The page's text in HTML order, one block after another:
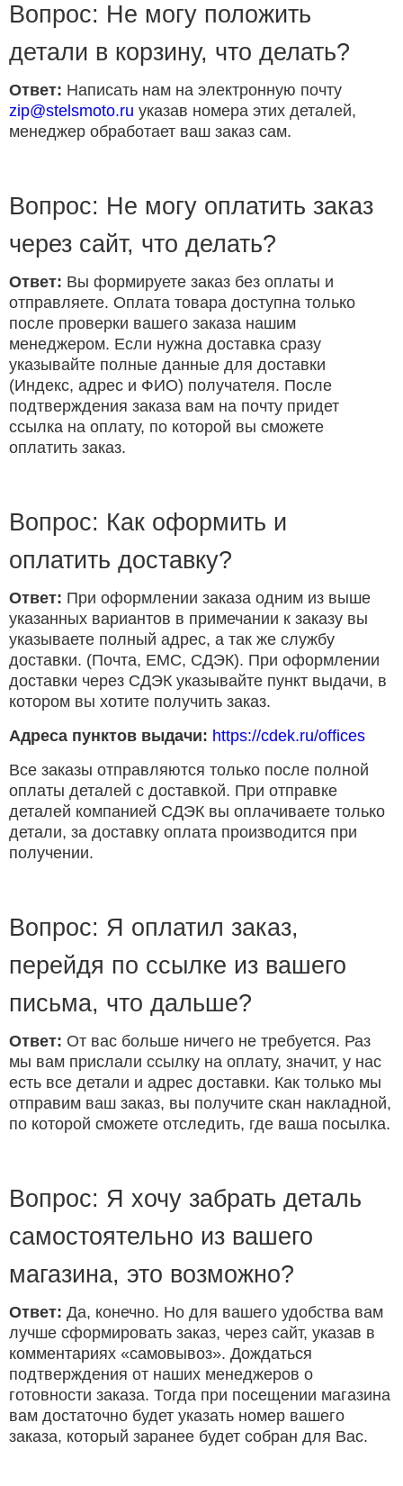
Вопрос: Не могу положить
детали в корзину, что делать?
Ответ: Написать нам на электронную почту
zip@stelsmoto.ru указав номера этих деталей,
менеджер обработает ваш заказ сам.
Вопрос: Не могу оплатить заказ
через сайт, что делать?
Ответ: Вы формируете заказ без оплаты и
отправляете. Оплата товара доступна только
после проверки вашего заказа нашим
менеджером. Если нужна доставка сразу
указывайте полные данные для доставки
(Индекс, адрес и ФИО) получателя. После
подтверждения заказа вам на почту придет
ссылка на оплату, по которой вы сможете
оплатить заказ.
Вопрос: Как оформить и
оплатить доставку?
Ответ: При оформлении заказа одним из выше
указанных вариантов в примечании к заказу вы
указываете полный адрес, а так же службу
доставки. (Почта, ЕМС, СДЭК). При оформлении
доставки через СДЭК указывайте пункт выдачи, в
котором вы хотите получить заказ.
Адреса пунктов выдачи: https://cdek.ru/offices
Все заказы отправляются только после полной
оплаты деталей с доставкой. При отправке
деталей компанией СДЭК вы оплачиваете только
детали, за доставку оплата производится при
получении.
Вопрос: Я оплатил заказ,
перейдя по ссылке из вашего
письма, что дальше?
Ответ: От вас больше ничего не требуется. Раз
мы вам прислали ссылку на оплату, значит, у нас
есть все детали и адрес доставки. Как только мы
отправим ваш заказ, вы получите скан накладной,
по которой сможете отследить, где ваша посылка.
Вопрос: Я хочу забрать деталь
самостоятельно из вашего
магазина, это возможно?
Ответ: Да, конечно. Но для вашего удобства вам
лучше сформировать заказ, через сайт, указав в
комментариях «самовывоз». Дождаться
подтверждения от наших менеджеров о
готовности заказа. Тогда при посещении магазина
вам достаточно будет указать номер вашего
заказа, который заранее будет собран для Вас.